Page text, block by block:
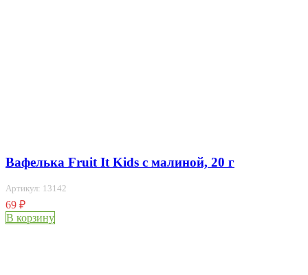
Вафелька Fruit It Kids с малиной, 20 г
Артикул: 13142
69 ₽
В корзину